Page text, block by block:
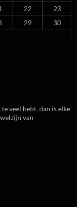
22
23
29
30
veel hebt, dan is elke
van